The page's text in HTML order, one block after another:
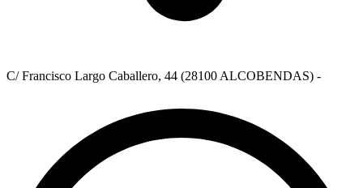
C/ Francisco Largo Caballero, 44 (28100 ALCOBENDAS) -